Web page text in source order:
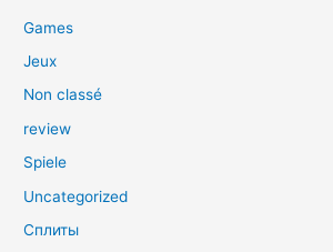
Games
Jeux
Non classé
review
Spiele
Uncategorized
Сплиты